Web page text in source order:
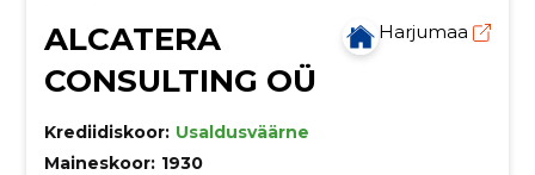
ALCATERA
CONSULTING OÜ
Harjumaa
Krediidiskoor: Usaldusväärne
Maineskoor: 1930